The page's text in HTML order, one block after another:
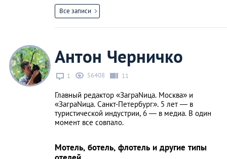
Все записи
Антон Черничко
1 56408 11
Главный редактор «ЗаграNица. Москва» и
«ЗаграNица. Санкт-Петербург». 5 лет — в
туристической индустрии, 6 — в медиа. В один
момент все совпало.
Мотель, ботель, флотель и другие типы